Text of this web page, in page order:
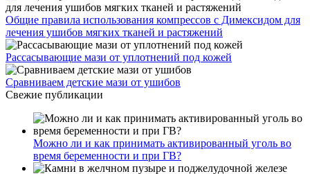
Общие правила использования компрессов с Димексидом для
лечения ушибов мягких тканей и растяжений
Рассасывающие мази от уплотнений под кожей
Сравниваем детские мази от ушибов
Свежие публикации
Можно ли и как принимать активированный уголь во
время беременности и при ГВ?